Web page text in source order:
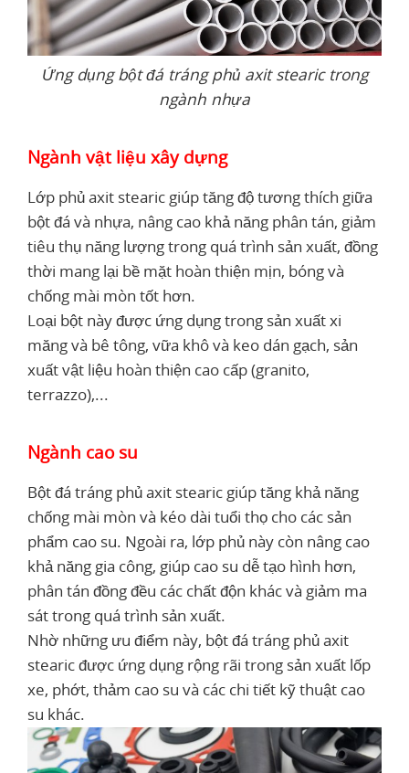
Ứng dụng bột đá tráng phủ axit stearic trong
ngành nhựa
Ngành vật liệu xây dựng
Lớp phủ axit stearic giúp tăng độ tương thích giữa
bột đá và nhựa, nâng cao khả năng phân tán, giảm
tiêu thụ năng lượng trong quá trình sản xuất, đồng
thời mang lại bề mặt hoàn thiện mịn, bóng và
chống mài mòn tốt hơn.
Loại bột này được ứng dụng trong sản xuất xi
măng và bê tông, vữa khô và keo dán gạch, sản
xuất vật liệu hoàn thiện cao cấp (granito,
terrazzo),...
Ngành cao su
Bột đá tráng phủ axit stearic giúp tăng khả năng
chống mài mòn và kéo dài tuổi thọ cho các sản
phẩm cao su. Ngoài ra, lớp phủ này còn nâng cao
khả năng gia công, giúp cao su dễ tạo hình hơn,
phân tán đồng đều các chất độn khác và giảm ma
sát trong quá trình sản xuất.
Nhờ những ưu điểm này, bột đá tráng phủ axit
stearic được ứng dụng rộng rãi trong sản xuất lốp
xe, phớt, thảm cao su và các chi tiết kỹ thuật cao
su khác.